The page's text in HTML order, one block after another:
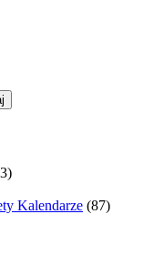
Kalendarze (87)